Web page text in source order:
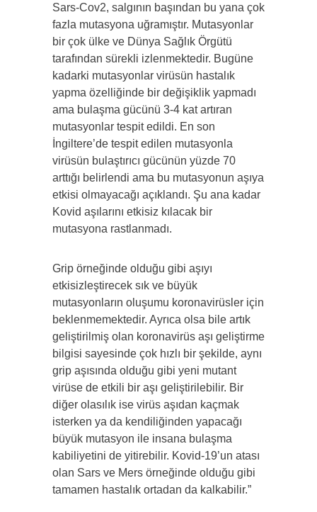
Sars-Cov2, salgının başından bu yana çok
fazla mutasyona uğramıştır. Mutasyonlar
bir çok ülke ve Dünya Sağlık Örgütü
tarafından sürekli izlenmektedir. Bugüne
kadarki mutasyonlar virüsün hastalık
yapma özelliğinde bir değişiklik yapmadı
ama bulaşma gücünü 3-4 kat artıran
mutasyonlar tespit edildi. En son
İngiltere’de tespit edilen mutasyonla
virüsün bulaştırıcı gücünün yüzde 70
arttığı belirlendi ama bu mutasyonun aşıya
etkisi olmayacağı açıklandı. Şu ana kadar
Kovid aşılarını etkisiz kılacak bir
mutasyona rastlanmadı.
Grip örneğinde olduğu gibi aşıyı
etkisizleştirecek sık ve büyük
mutasyonların oluşumu koronavirüsler için
beklenmemektedir. Ayrıca olsa bile artık
geliştirilmiş olan koronavirüs aşı geliştirme
bilgisi sayesinde çok hızlı bir şekilde, aynı
grip aşısında olduğu gibi yeni mutant
virüse de etkili bir aşı geliştirilebilir. Bir
diğer olasılık ise virüs aşıdan kaçmak
isterken ya da kendiliğinden yapacağı
büyük mutasyon ile insana bulaşma
kabiliyetini de yitirebilir. Kovid-19’un atası
olan Sars ve Mers örneğinde olduğu gibi
tamamen hastalık ortadan da kalkabilir.”